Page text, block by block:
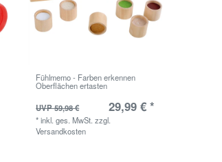
Fühlmemo - Farben erkennen
Oberflächen ertasten
UVP 59,98 €
29,99 € *
*inkl. ges. MwSt. zzgl.
Versandkosten